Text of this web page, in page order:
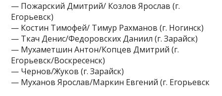
— Пожарский Дмитрий/ Козлов Ярослав (г.
Егорьевск)
— Костин Тимофей/ Тимур Рахманов (г. Ногинск)
— Ткач Денис/Федоровских Даниил (г. Зарайск)
— Мухаметшин Антон/Копцев Дмитрий (г.
Егорьевск/Воскресенск)
— Чернов/Жуков (г. Зарайск)
— Муханов Ярослав/Маркин Евгений (г. Егорьевск